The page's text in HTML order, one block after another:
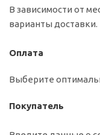
В зависимости от
варианты
Оплата
Выберите
Покупатель